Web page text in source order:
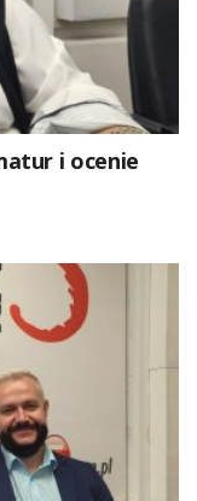
i ocenie